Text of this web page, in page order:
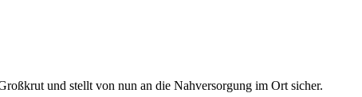
und stellt von nun an die Nahversorgung im Ort sicher.